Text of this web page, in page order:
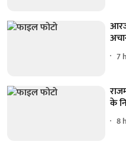
7
के
8